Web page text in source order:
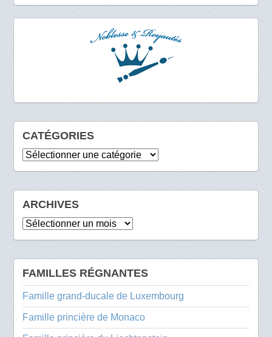
CATÉGORIES
Catégories
ARCHIVES
Archives
FAMILLES RÉGNANTES
Famille grand-ducale de Luxembourg
Famille princière de Monaco